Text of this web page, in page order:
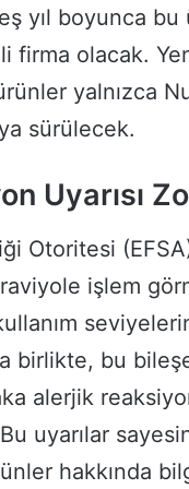
yıl boyunca
firma olacak.
yalnızca
sürülecek.
Uyarısı
Otoritesi
işlem
birlikte, bu
alerjik
uyarılar
hakkında